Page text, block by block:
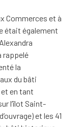
Commerces et à
était également
rappelé
la
du bâti
en tant
l’îlot Saint-
et les 41